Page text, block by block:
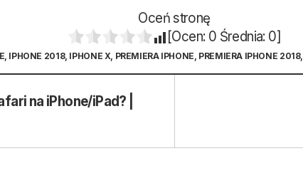
Oceń stronę
[Ocen: 0 Średnia: 0]
, IPHONE 2018, IPHONE X, PREMIERA IPHONE, PREMIERA IPHONE 2018,
na iPhone/iPad? |